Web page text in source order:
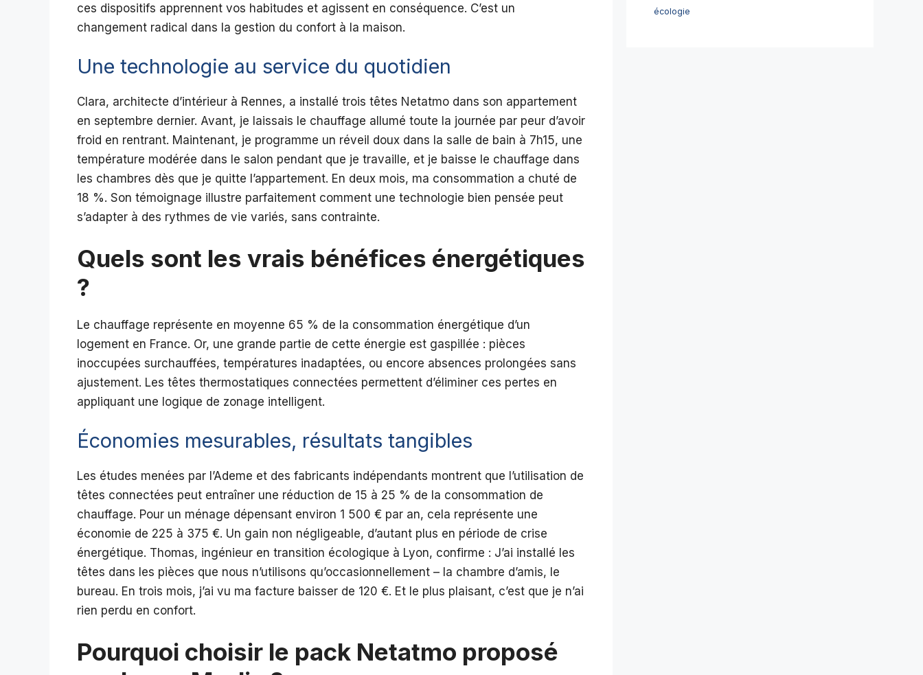
ces dispositifs apprennent vos habitudes et agissent en conséquence. C’est un
changement radical dans la gestion du confort à la maison.
Une technologie au service du quotidien
Clara, architecte d’intérieur à Rennes, a installé trois têtes Netatmo dans son appartement
en septembre dernier. Avant, je laissais le chauffage allumé toute la journée par peur d’avoir
froid en rentrant. Maintenant, je programme un réveil doux dans la salle de bain à 7h15, une
température modérée dans le salon pendant que je travaille, et je baisse le chauffage dans
les chambres dès que je quitte l’appartement. En deux mois, ma consommation a chuté de
18 %. Son témoignage illustre parfaitement comment une technologie bien pensée peut
s’adapter à des rythmes de vie variés, sans contrainte.
Quels sont les vrais bénéfices énergétiques
?
Le chauffage représente en moyenne 65 % de la consommation énergétique d’un
logement en France. Or, une grande partie de cette énergie est gaspillée : pièces
inoccupées surchauffées, températures inadaptées, ou encore absences prolongées sans
ajustement. Les têtes thermostatiques connectées permettent d’éliminer ces pertes en
appliquant une logique de zonage intelligent.
Économies mesurables, résultats tangibles
Les études menées par l’Ademe et des fabricants indépendants montrent que l’utilisation de
têtes connectées peut entraîner une réduction de 15 à 25 % de la consommation de
chauffage. Pour un ménage dépensant environ 1 500 € par an, cela représente une
économie de 225 à 375 €. Un gain non négligeable, d’autant plus en période de crise
énergétique. Thomas, ingénieur en transition écologique à Lyon, confirme : J’ai installé les
têtes dans les pièces que nous n’utilisons qu’occasionnellement – la chambre d’amis, le
bureau. En trois mois, j’ai vu ma facture baisser de 120 €. Et le plus plaisant, c’est que je n’ai
rien perdu en confort.
Pourquoi choisir le pack Netatmo proposé
écologie